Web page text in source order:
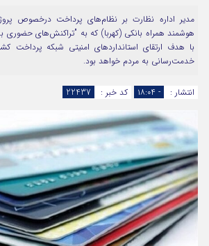
مدیر اداره نظارت بر نظام‌های پرداخت درخصوص
هوشمند همراه بانکی (کهربا) که به "تراکنش‌های
با هدف ارتقای استانداردهای امنیتی شبکه پرداخت
خدمت‌رسانی به مردم خواهد بود.
انتشار : - ۱۸:۰۴ کد خبر : 22437